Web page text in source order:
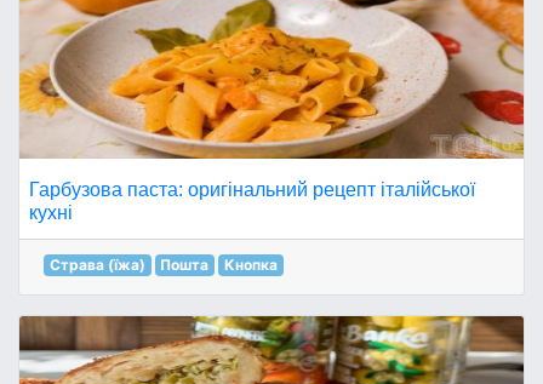
Гарбузова паста: оригінальний рецепт італійської
кухні
Страва (їжа) Пошта Кнопка